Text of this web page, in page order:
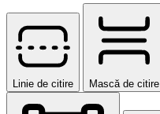
Linie de citire Mască de citire